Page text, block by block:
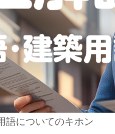
語についてのキホン